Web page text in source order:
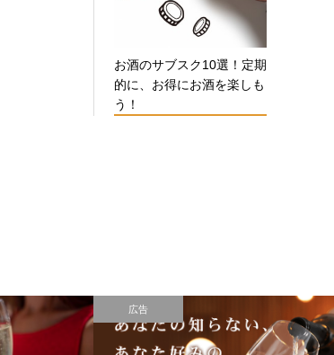
お酒のサブスク10選！定期
的に、お得にお酒を楽しも
う！
広告